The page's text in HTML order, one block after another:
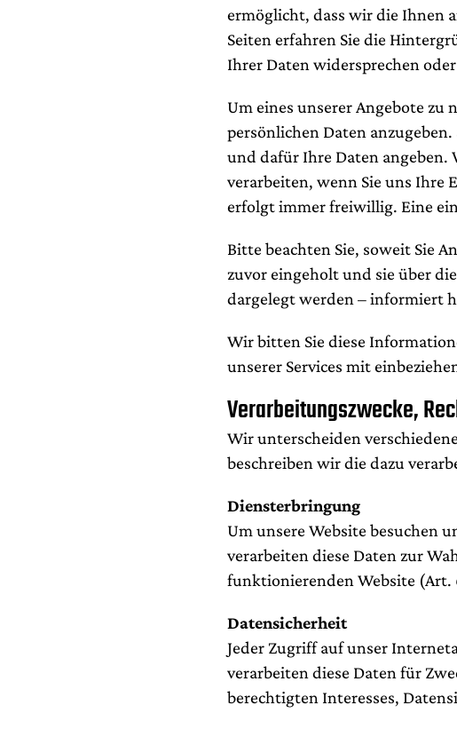
ermöglicht, dass wir die Ihnen
Seiten erfahren Sie die
Ihrer Daten widersprechen
Um eines unserer Angebote zu
persönlichen Daten
und dafür Ihre Daten angeben.
verarbeiten, wenn Sie uns
erfolgt immer freiwillig. Eine
Bitte beachten Sie, soweit Sie
zuvor eingeholt und sie über
dargelegt werden – informiert
Wir bitten Sie diese
unserer Services mit
Verarbeitungszwecke,
Wir unterscheiden
beschreiben wir die dazu
Diensterbringung
Um unsere Website besuchen
verarbeiten diese Daten zur
funktionierenden Website (Art.
Datensicherheit
Jeder Zugriff auf unser
verarbeiten diese Daten für
berechtigten Interesses,